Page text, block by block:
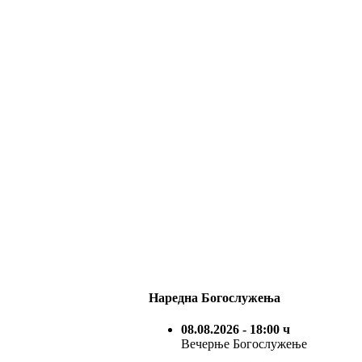
Наредна Богослужења
08.08.2026 - 18:00 ч
Вечерње Богослужење